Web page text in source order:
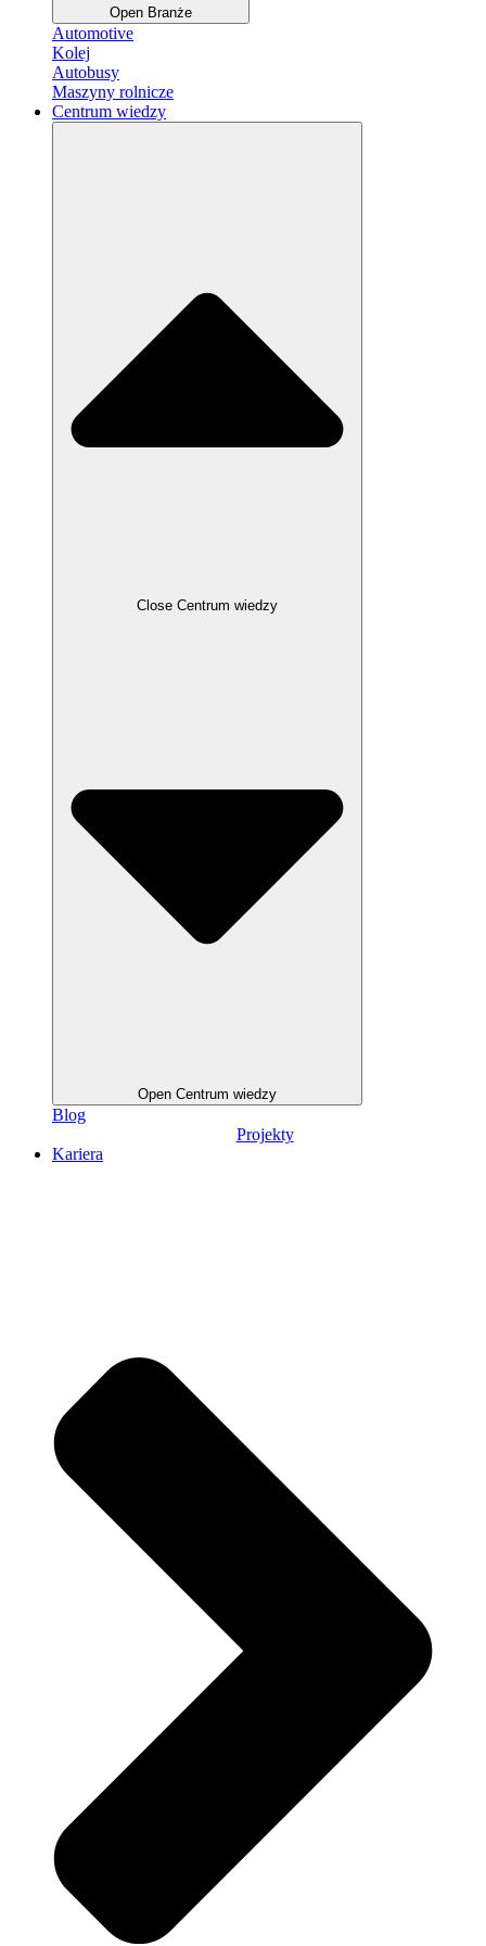
Open Branże
Automotive
Kolej
Autobusy
Maszyny rolnicze
Centrum wiedzy
Close Centrum wiedzy
Open Centrum wiedzy
Blog
Projekty
Kariera